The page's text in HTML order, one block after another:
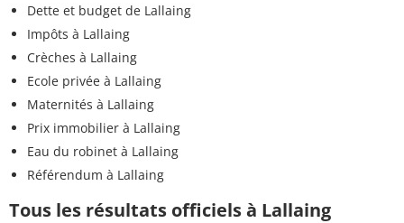
Dette et budget de Lallaing
Impôts à Lallaing
Crèches à Lallaing
Ecole privée à Lallaing
Maternités à Lallaing
Prix immobilier à Lallaing
Eau du robinet à Lallaing
Référendum à Lallaing
Tous les résultats officiels à Lallaing